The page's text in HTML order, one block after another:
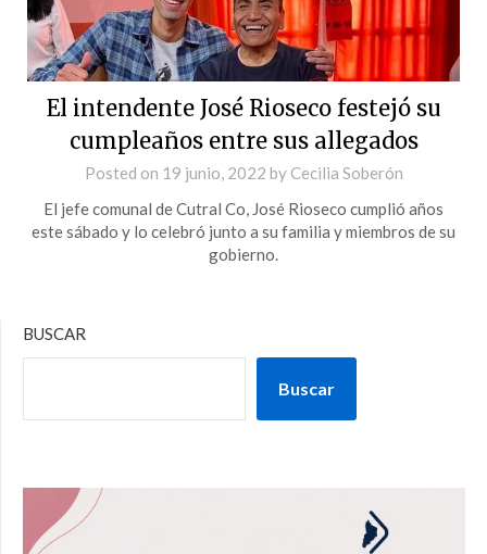
El intendente José Rioseco festejó su
cumpleaños entre sus allegados
Posted on 19 junio, 2022 by Cecilia Soberón
El jefe comunal de Cutral Co, José Rioseco cumplió años
este sábado y lo celebró junto a su familia y miembros de su
gobierno.
BUSCAR
Buscar